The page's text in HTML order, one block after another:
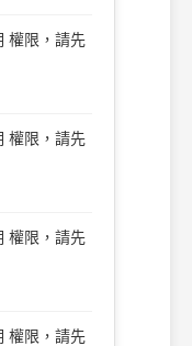
權限，請先
權限，請先
權限，請先
權限，請先